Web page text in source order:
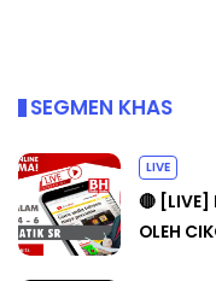
SEGMEN KHAS
LIVE
🔴 [LIVE]
OLEH